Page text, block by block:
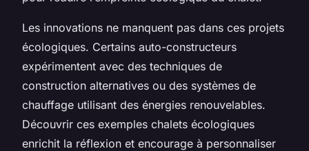
Les innovations ne manquent pas dans ces projets
écologiques. Certains auto-constructeurs
expérimentent avec des techniques de
construction alternatives ou des systèmes de
chauffage utilisant des énergies renouvelables.
Découvrir ces exemples chalets écologiques
enrichit la réflexion et encourage à personnaliser